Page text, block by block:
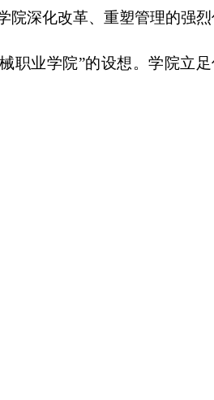
院深化改革、重塑管理的强
职业学院”的设想。学院立